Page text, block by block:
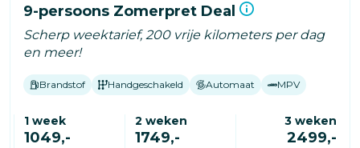
9-persoons Zomerpret Deal
Scherp weektarief, 200 vrije kilometers per dag
en meer!
Brandstof Handgeschakeld Automaat MPV
1 week
1049,-
2 weken
1749,-
3 weken
2499,-